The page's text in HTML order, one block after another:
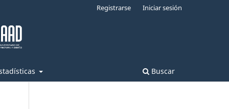
Buscar
Registrarse Iniciar sesión